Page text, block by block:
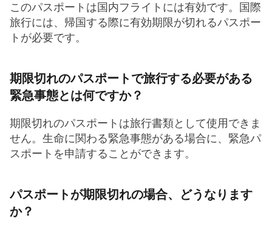
このパスポートは国内フライトには有効です。国際
旅行には、帰国する際に有効期限が切れるパスポー
トが必要です。
期限切れのパスポートで旅行する必要がある
緊急事態とは何ですか？
期限切れのパスポートは旅行書類として使用できま
せん。生命に関わる緊急事態がある場合に、緊急パ
スポートを申請することができます。
パスポートが期限切れの場合、どうなります
か？